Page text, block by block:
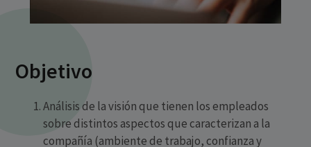
Objetivo
Análisis de la visión que tienen los empleados
sobre distintos aspectos que caracterizan a la
compañía (ambiente de trabajo, confianza y